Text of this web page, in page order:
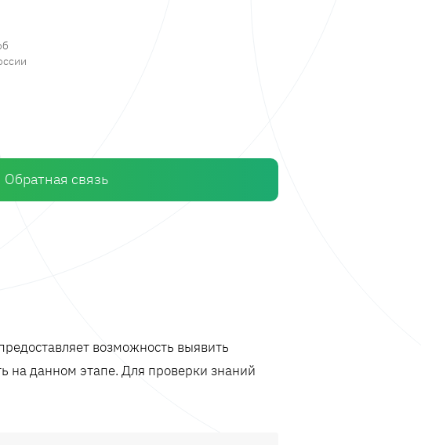
Обратная связь
возможность выявить
на данном этапе. Для проверки знаний